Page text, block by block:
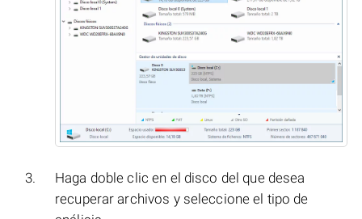
Haga doble clic en el disco del que desea
recuperar archivos y seleccione el tipo de